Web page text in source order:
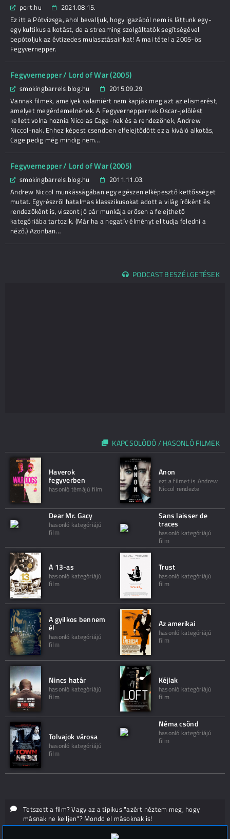
port.hu
2021.08.15.
Ez itt a Pótvizsga, ahol bevalljuk, hogy igazából nem is láttunk egy-
egy kultikus alkotást, de a streaming szolgáltatók segítségével
bepótoljuk az évtizedes mulasztásainkat! A mai tétel a 2005-ös
Fegyvernepper.
Fegyvernepper / Lord of War (2005)
smokingbarrels.blog.hu
2015.09.29.
Vannak filmek, amelyek valamiért nem kapják meg azt az elismerést,
amelyet megérdemelnének. A Fegyverneppernek Oscar-jelölést
kellett volna hoznia Nicolas Cage-nek és a rendezőnek, Andrew
Niccol-nak. Ehhez képest csendben elfelejtődött ez a kiváló alkotás,
Cage pedig még mindig nem…
Fegyvernepper / Lord of War (2005)
smokingbarrels.blog.hu
2011.11.03.
Andrew Niccol munkásságában egy egészen elképesztő kettősséget
mutat. Egyrészről hatalmas klasszikusokat adott a világ íróként és
rendezőként is, viszont jó pár munkája erősen a felejthető
kategóriába tartozik. (Már ha a negatív élményt el tudja feledni a
néző.) Azonban…
PODCAST BESZÉLGETÉSEK
KAPCSOLÓDÓ / HASONLÓ FILMEK
Haverok
fegyverben
hasonló témájú film
Anon
ezt a filmet is Andrew
Niccol rendezte
Dear Mr. Gacy
hasonló kategóriájú
film
Sans laisser de
traces
hasonló kategóriájú
film
A 13-as
hasonló kategóriájú
film
Trust
hasonló kategóriájú
film
A gyilkos bennem
él
hasonló kategóriájú
film
Az amerikai
hasonló kategóriájú
film
Nincs határ
hasonló kategóriájú
film
Kéjlak
hasonló kategóriájú
film
Tolvajok városa
hasonló kategóriájú
film
Néma csönd
hasonló kategóriájú
film
Tetszett a film? Vagy az a tipikus "azért néztem meg, hogy
másnak ne kelljen"? Mondd el másoknak is!